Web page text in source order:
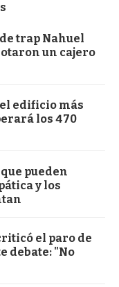
trap Nahuel
un cajero
edificio más
los 470
pueden
y los
el paro de
debate: "No